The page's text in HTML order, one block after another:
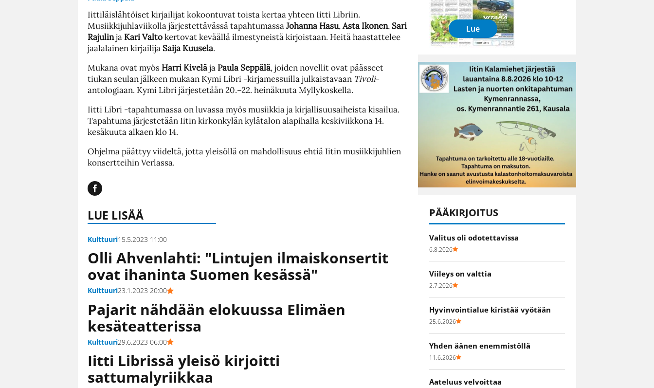
Iittiläislähtöiset kirjailijat kokoontuvat toista kertaa yhteen Iitti Libriin.
Musiikkijuhlaviikolla järjestettävässä tapahtumassaJohanna Hasu,Asta Ikonen, Sari
Rajulinja Kari Valtokertovat keväällä ilmestyneistä kirjoistaan. Heitä haastattelee
jaalalainen kirjailija Saija Kuusela.
Mukana ovat myös Harri Kiveläja Paula Seppälä, joiden novellit ovat päässeet
tiukan seulan jälkeen mukaan Kymi Libri -kirjamessuilla julkaistavaan Tivoli-
antologiaan. Kymi Libri järjestetään 20.–22. heinäkuuta Myllykoskella.
Iitti Libri -tapahtumassa on luvassa myös musiikkia ja kirjallisuusaiheista kisailua.
Tapahtuma järjestetään Iitin kirkonkylän kylätalon alapihalla keskiviikkona 14.
kesäkuuta alkaen klo 14.
Ohjelma päättyy viideltä, jotta yleisöllä on mahdollisuus ehtiä Iitin musiikkijuhlien
konsertteihin Verlassa.
LUE LISÄÄ
Kulttuuri15.5.2023 11:00
Olli Ahvenlahti: "Lintujen ilmaiskonsertit
ovat ihaninta Suomen kesässä"
Kulttuuri23.1.2023 20:00
Pajarit nähdään elokuussa Elimäen
kesäteatterissa
Kulttuuri29.6.2023 06:00
Iitti Librissä yleisö kirjoitti
sattumalyriikkaa
Lue
PÄÄKIRJOITUS
Valitus oli odotettavissa
6.8.2026
Viileys on valttia
2.7.2026
Hyvinvointialue kiristää vyötään
25.6.2026
Yhden äänen enemmistöllä
11.6.2026
Aateluus velvoittaa